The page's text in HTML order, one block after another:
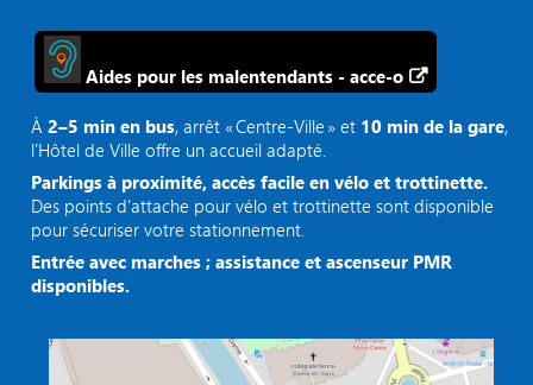
Aides pour les malentendants - acce-o
À2–5 min en bus, arrêt « Centre‑Ville » et 10 min de la gare,
l’Hôtel de Ville offre un accueil adapté.
Parkings à proximité, accès facile en vélo et trottinette.
Des points d'attache pour vélo et trottinette sont disponible
pour sécuriser votre stationnement.
Entrée avec marches ; assistance et ascenseur PMR
disponibles.